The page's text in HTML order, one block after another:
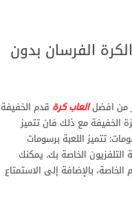
الفرسان بدون
من افضلالعاب كرة قدم الخفيفة
الخفيفة مع ذلك فان تتميز
تتميز اللعبة برسومات
الخاصة بك. يمكنك
بالإضافة إلى الاستمتاع